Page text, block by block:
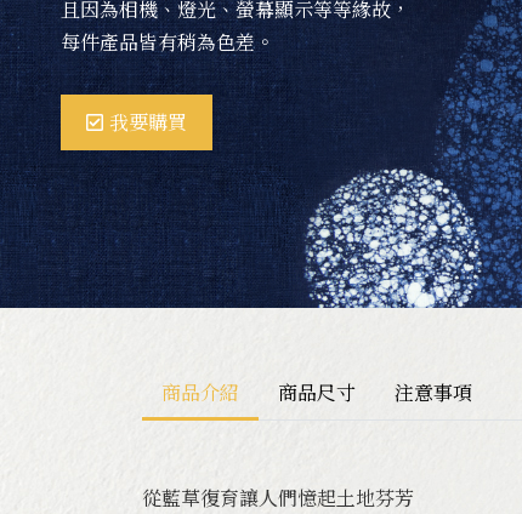
關於卓也文創
工藝師介紹
且因為相機、燈光、螢幕顯示等等緣故，
每件產品皆有稍為色差。
我要購買
商品介紹 商品尺寸 注意事項
從藍草復育讓人們憶起土地芬芳